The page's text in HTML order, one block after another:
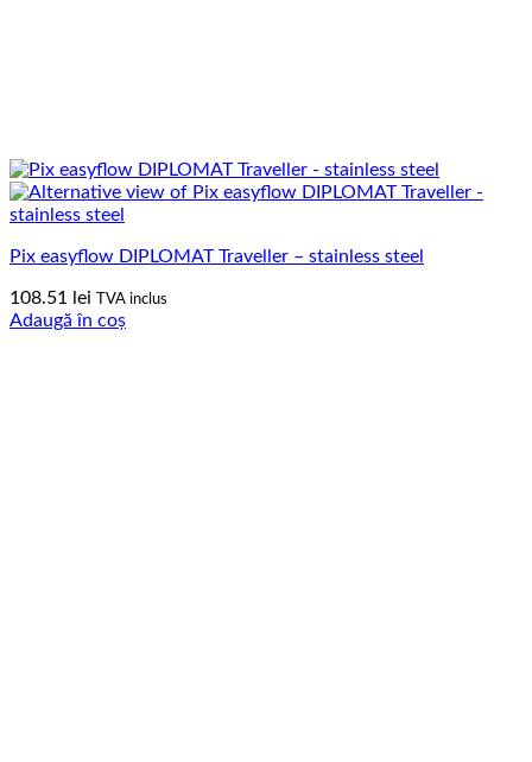
Pix easyflow DIPLOMAT Traveller – stainless steel
108.51 lei TVA inclus
Adaugă în coș